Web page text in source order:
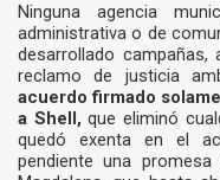
Ninguna agencia
administrativa o de
desarrollado
reclamo de justicia
acuerdo firmado
a Shell, que eliminó
quedó exenta en el
pendiente una